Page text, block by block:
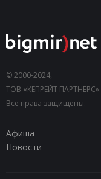
© 2000-2024,
ТОВ «КЕПРЕЙТ ПАРТНЕРС».
Все права защищены.
Афиша
Новости